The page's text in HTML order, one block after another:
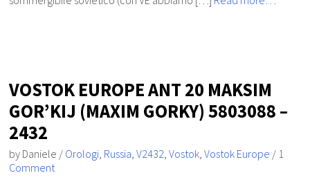
VOSTOK EUROPE ANT 20 MAKSIM
GOR’KIJ (MAXIM GORKY) 5803088 –
2432
by Daniele / Orologi, Russia,V2432,Vostok,Vostok Europe / 1
Comment